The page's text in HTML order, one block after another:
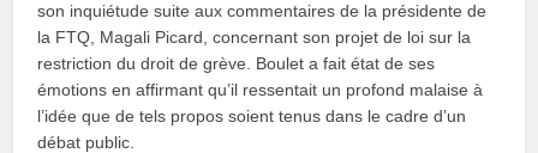
son inquiétude suite aux commentaires de la présidente de
la FTQ, Magali Picard, concernant son projet de loi sur la
restriction du droit de grève. Boulet a fait état de ses
émotions en affirmant qu’il ressentait un profond malaise à
l’idée que de tels propos soient tenus dans le cadre d’un
débat public.